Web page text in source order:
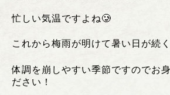
忙しい気温ですよね🥲
これから梅雨が明けて暑い日が続
体調を崩しやすい季節ですのでお
ださい！